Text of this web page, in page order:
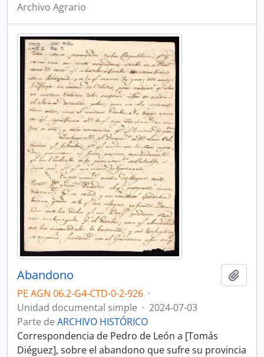
Archivo Agrario
Abandono
PE AGN 06.2-G4-CTD-0-2-926 ·
Unidad documental simple · 2024-07-03
Parte de ARCHIVO HISTÓRICO
Correspondencia de Pedro de León a [Tomás
Diéguez], sobre el abandono que sufre su provincia